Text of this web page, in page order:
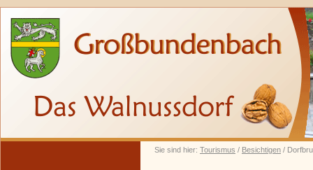
Sie sind hier: Tourismus / Besichtigen /